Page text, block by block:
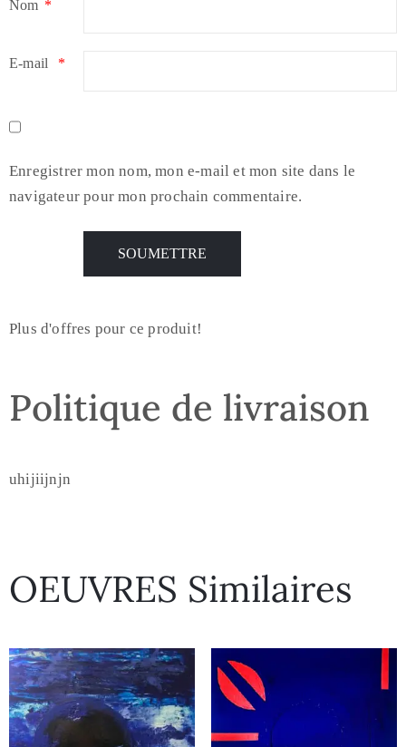
Nom *
E-mail *
Enregistrer mon nom, mon e-mail et mon site dans le
navigateur pour mon prochain commentaire.
Plus d'offres pour ce produit!
Politique de livraison
uhijiijnjn
OEUVRES Similaires